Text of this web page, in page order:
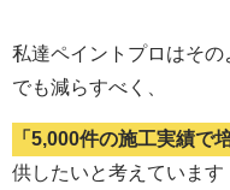
私達ペイントプロはそ
でも減らすべく、
「5,000件の施工実績で
供したいと考えています